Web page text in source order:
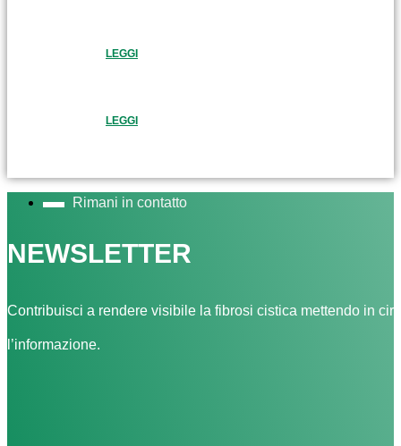
LEGGI
LEGGI
Rimani in contatto
NEWSLETTER
Contribuisci a rendere visibile la fibrosi cistica mettendo in
l’informazione.